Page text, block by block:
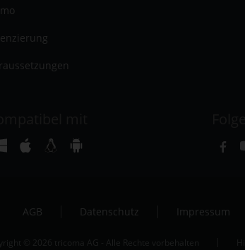
AGB Datenschutz Impressum